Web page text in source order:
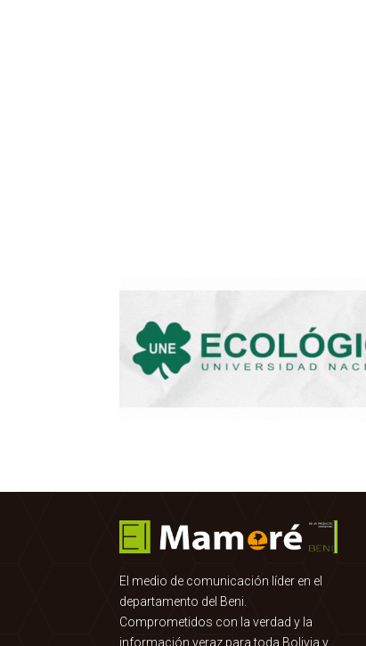
El medio de comunicación líder en el
departamento del Beni.
Comprometidos con la verdad y la
información veraz para toda Bolivia y